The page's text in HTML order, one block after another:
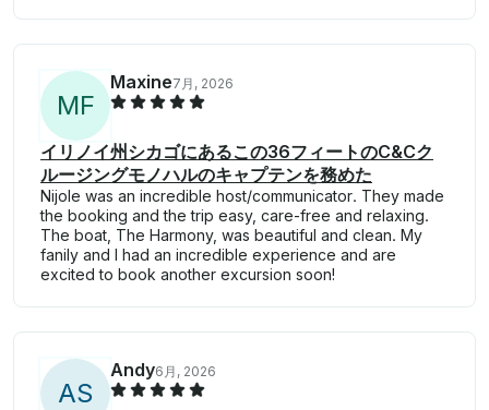
MF
Maxine7月, 2026
イリノイ州シカゴにあるこの36フィートのC&Cク
ルージングモノハルのキャプテンを務めた
Nijole was an incredible host/communicator. They made
the booking and the trip easy, care-free and relaxing.
The boat, The Harmony, was beautiful and clean. My
fanily and I had an incredible experience and are
excited to book another excursion soon!
AS
Andy6月, 2026